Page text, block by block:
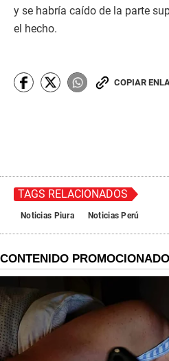
y se habría caído de la parte
el hecho.
COPIAR
TAGS RELACIONADOS
Noticias Piura Noticias Perú